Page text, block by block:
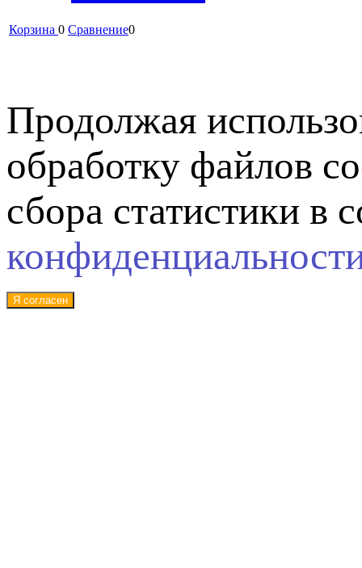
Корзина 0 Сравнение0
Продолжая
обработку файлов
сбора статистики в
Я согласен